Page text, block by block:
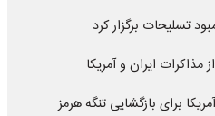
تسلیحات برگزار کرد
مذاکرات ایران و آمریکا
برای بازگشایی تنگه هرمز